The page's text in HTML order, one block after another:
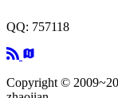
QQ: 757118
Copyright ©